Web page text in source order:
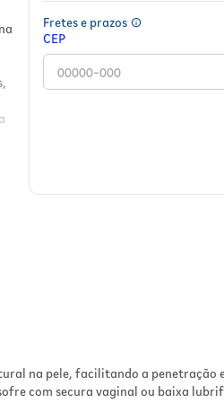
Fretes e prazos
CEP
na pele, facilitando a penetração
com secura vaginal ou baixa